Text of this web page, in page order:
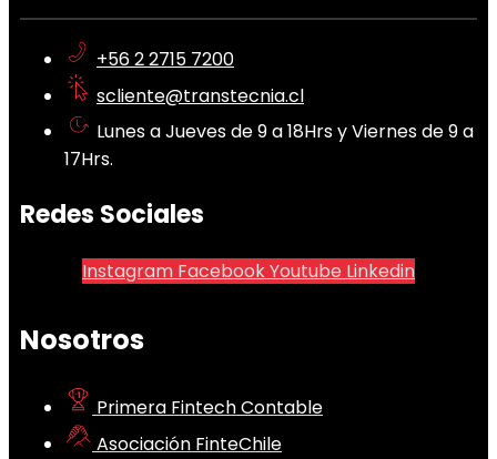
+56 2 2715 7200
scliente@transtecnia.cl
Lunes a Jueves de 9 a 18Hrs y Viernes de 9 a
17Hrs.
Redes Sociales
Instagram FacebookYoutube Linkedin
Nosotros
Primera Fintech Contable
Asociación FinteChile